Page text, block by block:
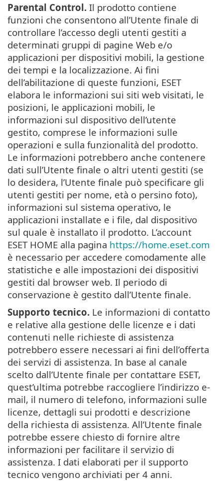
Parental Control. Il prodotto contiene
funzioni che consentono all’Utente finale di
controllare l’accesso degli utenti gestiti a
determinati gruppi di pagine Web e/o
applicazioni per dispositivi mobili, la gestione
dei tempi e la localizzazione. Ai fini
dell’abilitazione di queste funzioni, ESET
elabora le informazioni sui siti web visitati, le
posizioni, le applicazioni mobili, le
informazioni sul dispositivo dell’utente
gestito, comprese le informazioni sulle
operazioni e sulla funzionalità del prodotto.
Le informazioni potrebbero anche contenere
dati sull’Utente finale o altri utenti gestiti (se
lo desidera, l’Utente finale può specificare gli
utenti gestiti per nome, età o persino foto),
informazioni sul sistema operativo, le
applicazioni installate e i file, dal dispositivo
sul quale è installato il prodotto. L’account
ESET HOME alla pagina https://home.eset.com
è necessario per accedere comodamente alle
statistiche e alle impostazioni dei dispositivi
gestiti dal browser web. Il periodo di
conservazione è gestito dall’Utente finale.
Supporto tecnico. Le informazioni di contatto
e relative alla gestione delle licenze e i dati
contenuti nelle richieste di assistenza
potrebbero essere necessari ai fini dell’offerta
dei servizi di assistenza. In base al canale
scelto dall’Utente finale per contattare ESET,
quest’ultima potrebbe raccogliere l’indirizzo e-
mail, il numero di telefono, informazioni sulle
licenze, dettagli sui prodotti e descrizione
della richiesta di assistenza. All’Utente finale
potrebbe essere chiesto di fornire altre
informazioni per facilitare il servizio di
assistenza. I dati elaborati per il supporto
tecnico vengono archiviati per 4 anni.